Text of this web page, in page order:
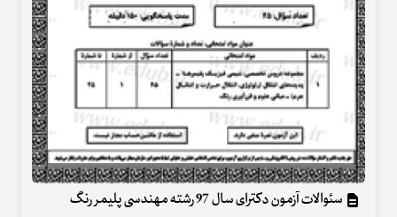
سئوالات آزمون دکترای سال 97 رشته مهندسی پلیمر رنگ